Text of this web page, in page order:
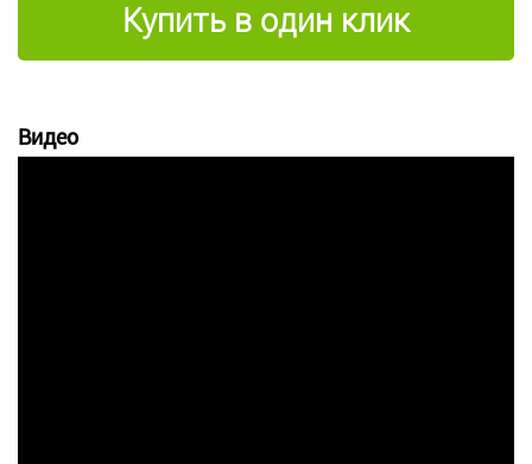
Купить в один клик
Видео